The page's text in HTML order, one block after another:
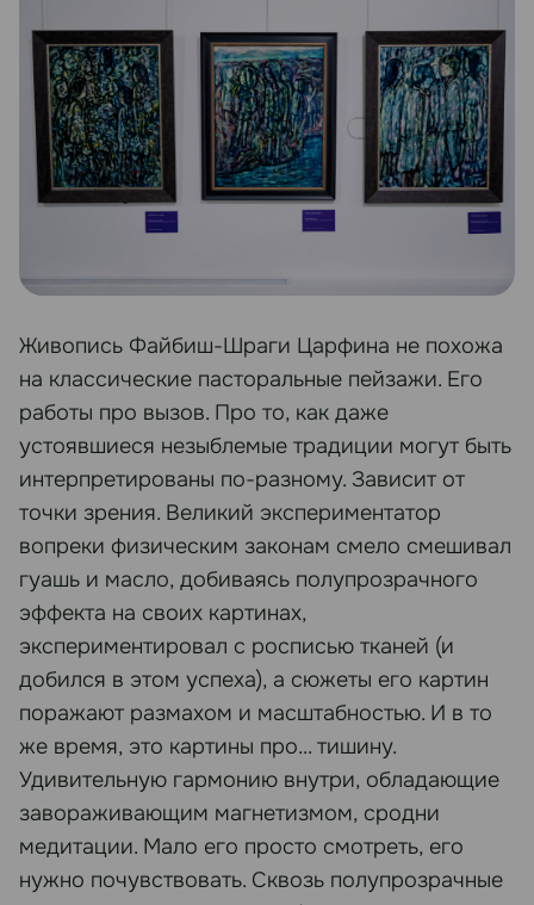
Живопись Файбиш-Шраги Царфина не похожа
на классические пасторальные пейзажи. Его
работы про вызов. Про то, как даже
устоявшиеся незыблемые традиции могут быть
интерпретированы по-разному. Зависит от
точки зрения. Великий экспериментатор
вопреки физическим законам смело смешивал
гуашь и масло, добиваясь полупрозрачного
эффекта на своих картинах,
экспериментировал с росписью тканей (и
добился в этом успеха), а сюжеты его картин
поражают размахом и масштабностью. И в то
же время, это картины про... тишину.
Удивительную гармонию внутри, обладающие
завораживающим магнетизмом, сродни
медитации. Мало его просто смотреть, его
нужно почувствовать. Сквозь полупрозрачные